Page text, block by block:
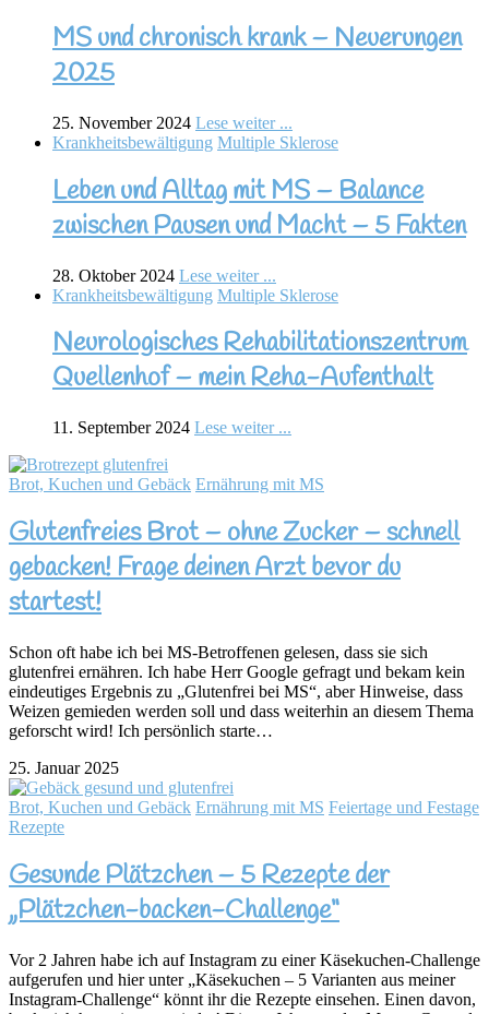
MS und chronisch krank – Neuerungen
2025
25. November 2024 Lese weiter ...
Krankheitsbewältigung Multiple Sklerose
Leben und Alltag mit MS – Balance
zwischen Pausen und Macht – 5 Fakten
28. Oktober 2024 Lese weiter ...
Krankheitsbewältigung Multiple Sklerose
Neurologisches Rehabilitationszentrum
Quellenhof – mein Reha-Aufenthalt
11. September 2024 Lese weiter ...
Brot, Kuchen und Gebäck Ernährung mit MS
Glutenfreies Brot – ohne Zucker – schnell
gebacken! Frage deinen Arzt bevor du
startest!
Schon oft habe ich bei MS-Betroffenen gelesen, dass sie sich
glutenfrei ernähren. Ich habe Herr Google gefragt und bekam kein
eindeutiges Ergebnis zu „Glutenfrei bei MS“, aber Hinweise, dass
Weizen gemieden werden soll und dass weiterhin an diesem Thema
geforscht wird! Ich persönlich starte…
25. Januar 2025
Brot, Kuchen und Gebäck Ernährung mit MS Feiertage und Festage
Rezepte
Gesunde Plätzchen – 5 Rezepte der
„Plätzchen-backen-Challenge“
Vor 2 Jahren habe ich auf Instagram zu einer Käsekuchen-Challenge
aufgerufen und hier unter „Käsekuchen – 5 Varianten aus meiner
Instagram-Challenge“ könnt ihr die Rezepte einsehen. Einen davon,